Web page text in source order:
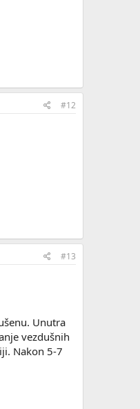
#12
#13
Unutra
vezdušnih
Nakon 5-7